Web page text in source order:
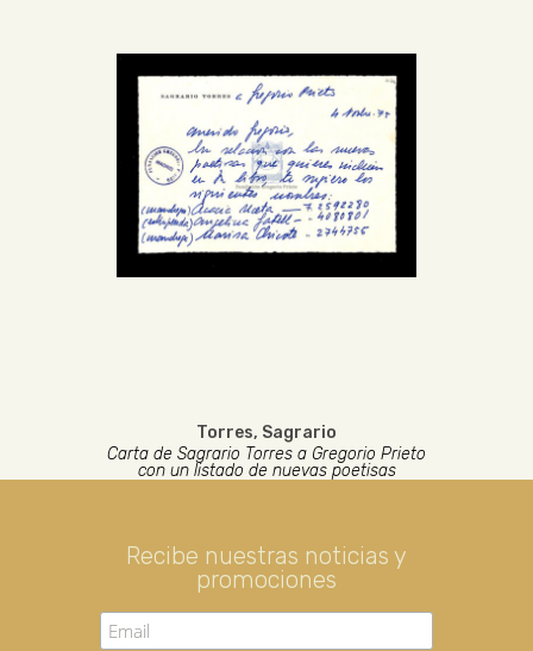
Torres, Sagrario
Carta de Sagrario Torres a Gregorio Prieto
con un listado de nuevas poetisas
Recibe nuestras noticias y
promociones